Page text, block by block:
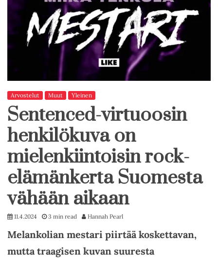
Arvostelut Muut Yleinen
Sentenced-virtuoosin
henkilökuva on
mielenkiintoisin rock-
elämänkerta Suomesta
vähään aikaan
11.4.2024 3 min read Hannah Pearl
Melankolian mestari piirtää koskettavan,
mutta traagisen kuvan suuresta